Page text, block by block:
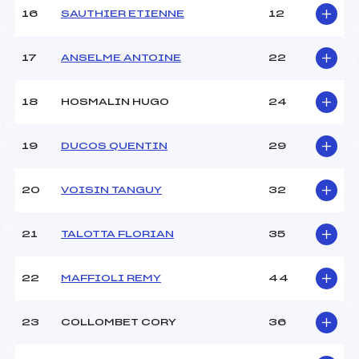
-8°
-6°
Min->Mas
16 SAUTHIER ETIENNE 12
17 ANSELME ANTOINE 22
18 HOSMALIN HUGO 24
19 DUCOS QUENTIN 29
20 VOISIN TANGUY 32
21 TALOTTA FLORIAN 35
22 MAFFIOLI REMY 44
23 COLLOMBET CORY 36